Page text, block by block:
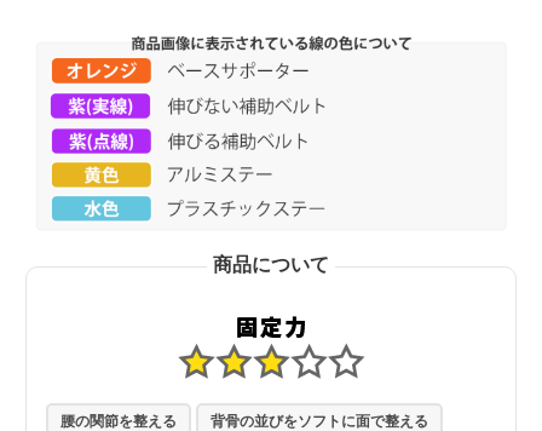
商品について
腰の関節を整える 背骨の並びをソフトに面で整える